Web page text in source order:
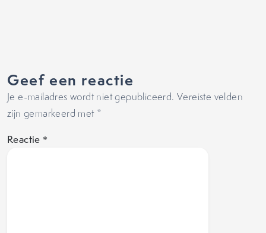
Geef een reactie
Je e-mailadres wordt niet gepubliceerd. Vereiste velden
zijn gemarkeerd met *
Reactie *